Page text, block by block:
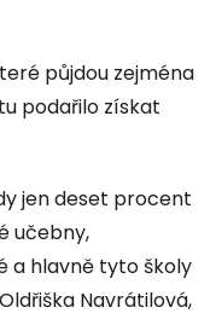
půjdou zejména
podařilo získat
jen deset procent
učebny,
a hlavně tyto školy
Navrátilová,